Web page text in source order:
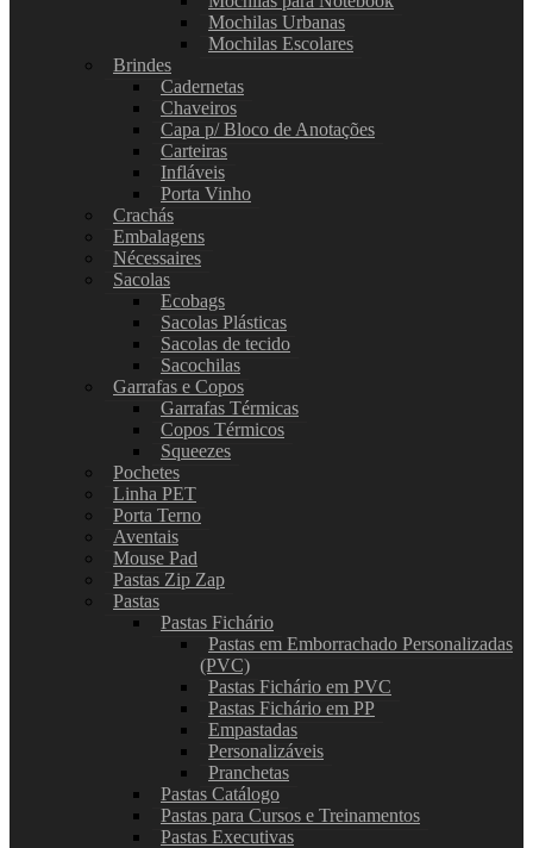
Mochilas Urbanas
Mochilas Escolares
Brindes
Cadernetas
Chaveiros
Capa p/ Bloco de Anotações
Carteiras
Infláveis
Porta Vinho
Crachás
Embalagens
Nécessaires
Sacolas
Ecobags
Sacolas Plásticas
Sacolas de tecido
Sacochilas
Garrafas e Copos
Garrafas Térmicas
Copos Térmicos
Squeezes
Pochetes
Linha PET
Porta Terno
Aventais
Mouse Pad
Pastas Zip Zap
Pastas
Pastas Fichário
Pastas em Emborrachado Personalizadas
(PVC)
Pastas Fichário em PVC
Pastas Fichário em PP
Empastadas
Personalizáveis
Pranchetas
Pastas Catálogo
Pastas para Cursos e Treinamentos
Pastas Executivas